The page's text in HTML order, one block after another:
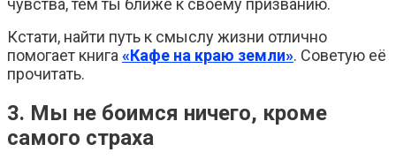
чувства, тем ты ближе к своему призванию.
Кстати, найти путь к смыслу жизни отлично
помогает книга«Кафе на краю земли». Советую её
прочитать.
3. Мы не боимся ничего, кроме
самого страха